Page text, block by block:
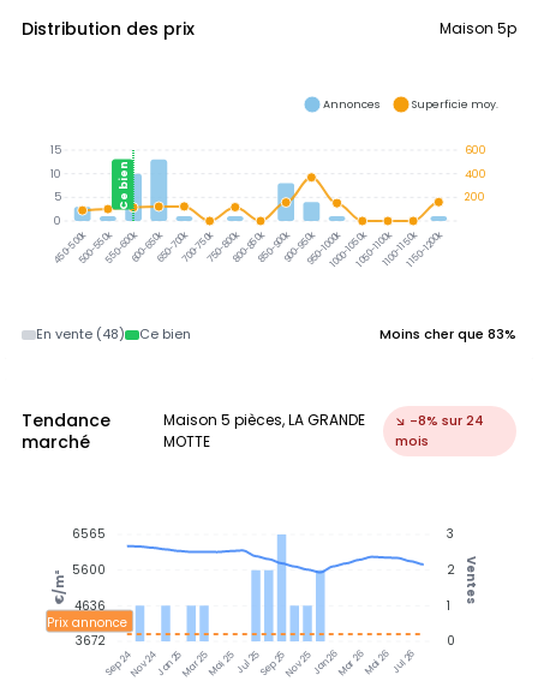
Distribution des prix Maison 5p
450-500k500-550k550-600k600-650k650-700k700-750k750-800k800-850k850-900k900-950k950-1000k1000-1050k1050-1100k1100-1150k1150-1200k
Ce bien
600
400
200
15
10
5
0
Annonces Superficie moy.
En vente (48) Ce bien Moins cher que 83%
Tendance
marché
Maison 5 pièces, LA GRANDE
MOTTE
↘ -8% sur 24
mois
Sep 24Nov 24Jan 25Mar 25Mai 25Jul 25Sep 25Nov 25Jan 26Mar 26Mai 26Jul 26
Prix annonce
3
2
1
0
Ventes
6565
5600
4636
3672
€/m²